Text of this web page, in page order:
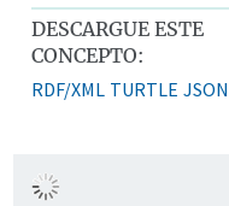
DESCARGUE ESTE
CONCEPTO:
RDF/XML TURTLE